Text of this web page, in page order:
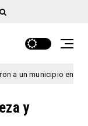
entrerriano
y